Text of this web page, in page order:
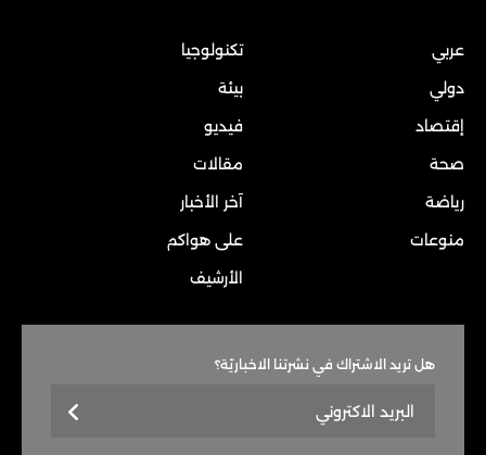
عربي
دولي
إقتصاد
صحة
رياضة
منوعات
تكنولوجيا
بيئة
فيديو
مقالات
آخر الأخبار
على هواكم
الأرشيف
هل تريد الاشتراك في نشرتنا الاخباريّة؟